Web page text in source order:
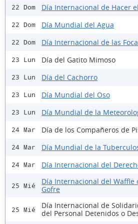
22 Dom Día Internacional de Hacer
22 Dom Día Mundial del Agua
22 Dom Día Internacional de las
23 Lun Día del Gatito Mimoso
23 Lun Día del Cachorro
23 Lun Día Mundial del Oso
23 Lun Día Mundial de la
24 Mar Día de los Compañeros de
24 Mar Día Mundial de la
24 Mar Día Internacional del
25 Mié
Día Internacional del Waffle
Gofre
25 Mié
Día Internacional de
del Personal Detenidos o